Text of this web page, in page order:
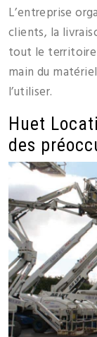
L’entreprise
clients, la
tout le territoire
main du
l’utiliser.
Huet
des